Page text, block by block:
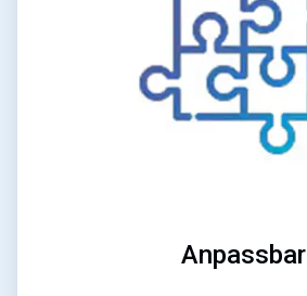
Anpassbar